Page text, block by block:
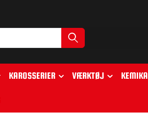
KAROSSERIER VÆRKTØJ